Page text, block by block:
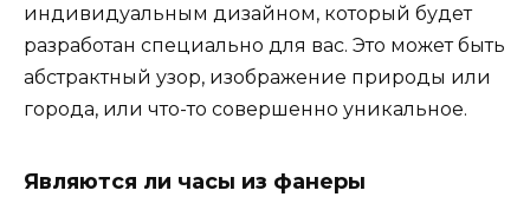
индивидуальным дизайном, который будет
разработан специально для вас. Это может быть
абстрактный узор, изображение природы или
города, или что-то совершенно уникальное.
Являются ли часы из фанеры